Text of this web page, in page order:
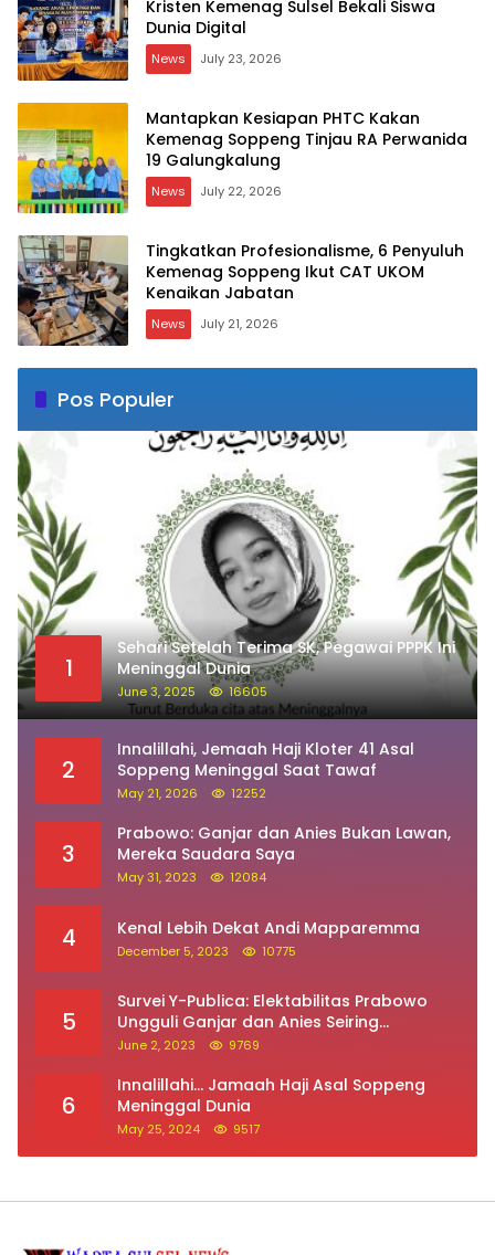
Kristen Kemenag Sulsel Bekali Siswa
Dunia Digital
News July 23, 2026
Mantapkan Kesiapan PHTC Kakan
Kemenag Soppeng Tinjau RA Perwanida
19 Galungkalung
News July 22, 2026
Tingkatkan Profesionalisme, 6 Penyuluh
Kemenag Soppeng Ikut CAT UKOM
Kenaikan Jabatan
News July 21, 2026
Pos Populer
1
Sehari Setelah Terima SK, Pegawai PPPK Ini
Meninggal Dunia
June 3, 2025 16605
2
Innalillahi, Jemaah Haji Kloter 41 Asal
Soppeng Meninggal Saat Tawaf
May 21, 2026 12252
3
Prabowo: Ganjar dan Anies Bukan Lawan,
Mereka Saudara Saya
May 31, 2023 12084
4 Kenal Lebih Dekat Andi Mapparemma
December 5, 2023 10775
5
Survei Y-Publica: Elektabilitas Prabowo
Ungguli Ganjar dan Anies Seiring
Kepuasan Terhadap Jokowi Naik
June 2, 2023 9769
6
Innalillahi… Jamaah Haji Asal Soppeng
Meninggal Dunia
May 25, 2024 9517